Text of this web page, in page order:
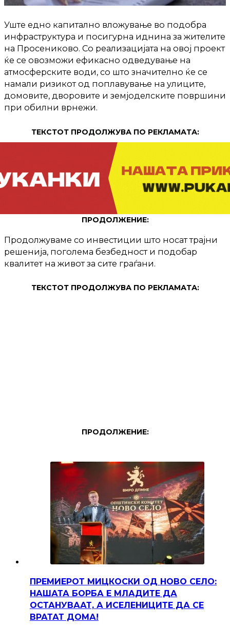
Уште едно капитално вложување во подобра
инфраструктура и посигурна иднина за жителите
на Просениково. Со реализацијата на овој проект
ќе се овозможи ефикасно одведување на
атмосферските води, со што значително ќе се
намали ризикот од поплавување на улиците,
домовите, дворовите и земјоделските површини
при обилни врнежи.
ТЕКСТОТ ПРОДОЛЖУВА ПО РЕКЛАМАТА:
ПРОДОЛЖЕНИЕ:
Продолжуваме со инвестиции што носат трајни
решенија, поголема безбедност и подобар
квалитет на живот за сите граѓани.
ТЕКСТОТ ПРОДОЛЖУВА ПО РЕКЛАМАТА:
ПРОДОЛЖЕНИЕ:
ПРЕМИЕРОТ МИЦКОСКИ ОД НОВО СЕЛО:
НАШАТА БОРБА Е МЛАДИТЕ ДА
ОСТАНУВААТ, А ИСЕЛЕНИЦИТЕ ДА СЕ
ВРАТАТ ДОМА!